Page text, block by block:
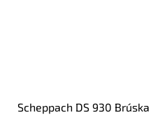
Scheppach DS 930 Brúska